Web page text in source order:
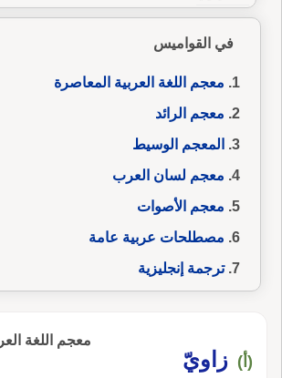
في القواميس
معجم اللغة العربية المعاصرة
معجم الرائد
المعجم الوسيط
معجم لسان العرب
معجم الأصوات
مصطلحات عربية عامة
ترجمة إنجليزية
معجم اللغة
(أ) زاويّ